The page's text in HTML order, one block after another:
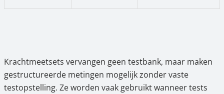
Krachtmeetsets vervangen geen testbank, maar maken
gestructureerde metingen mogelijk zonder vaste
testopstelling. Ze worden vaak gebruikt wanneer tests